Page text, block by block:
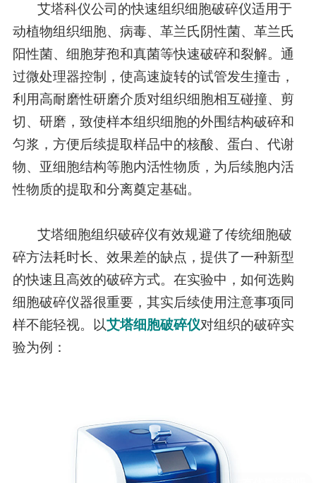
艾塔科仪公司的快速组织细胞破碎仪适用于
动植物组织细胞、病毒、革兰氏阴性菌、革兰氏
阳性菌、细胞芽孢和真菌等快速破碎和裂解。通
过微处理器控制，使高速旋转的试管发生撞击，
利用高耐磨性研磨介质对组织细胞相互碰撞、剪
切、研磨，致使样本组织细胞的外围结构破碎和
匀浆，方便后续提取样品中的核酸、蛋白、代谢
物、亚细胞结构等胞内活性物质，为后续胞内活
性物质的提取和分离奠定基础。
艾塔细胞组织破碎仪有效规避了传统细胞破
碎方法耗时长、效果差的缺点，提供了一种新型
的快速且高效的破碎方式。在实验中，如何选购
细胞破碎仪器很重要，其实后续使用注意事项同
样不能轻视。以艾塔细胞破碎仪对组织的破碎实
验为例：